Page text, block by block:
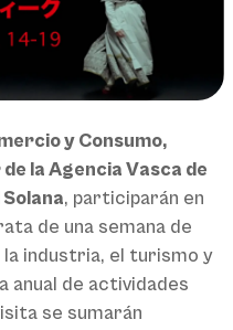
y Consumo,
la Agencia Vasca de
, participarán en
de una semana de
industria, el turismo y
anual de actividades
se sumarán